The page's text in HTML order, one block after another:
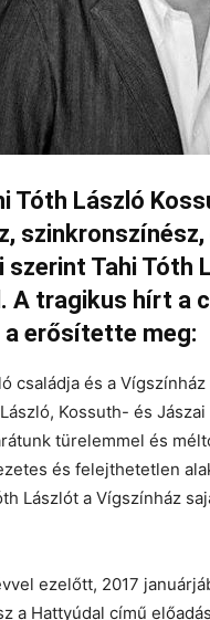
Tóth László
szerint Tahi Tóth
A tragikus hírt a
a erősítette meg:
családja és a
Kossuth- és
türelemmel és
és felejthetetlen
Lászlót a Vígszínház
ezelőtt, 2017
a Hattyúdal című